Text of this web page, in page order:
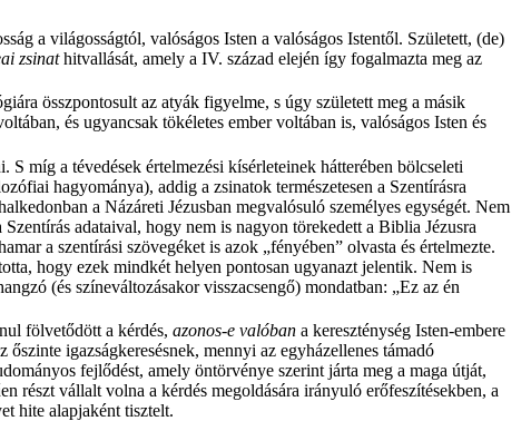
a világosságtól, valóságos Isten a valóságos Istentől. Született, (de)
zsinathitvallását, amely a IV. század elején így fogalmazta meg az
összpontosult az atyák figyelme, s úgy született meg a másik
és ugyancsak tökéletes ember voltában is, valóságos Isten és
míg a tévedések értelmezési kísérleteinek hátterében bölcseleti
hagyománya), addig a zsinatok természetesen a Szentírásra
a Názáreti Jézusban megvalósuló személyes egységét. Nem
adataival, hogy nem is nagyon törekedett a Biblia Jézusra
a szentírási szövegéket is azok „fényében” olvasta és értelmezte.
hogy ezek mindkét helyen pontosan ugyanazt jelentik. Nem is
(és színeváltozásakor visszacsengő) mondatban: „Ez az én
fölvetődött a kérdés,azonos-e valóban a kereszténység Isten-embere
igazságkeresésnek, mennyi az egyházellenes támadó
fejlődést, amely öntörvénye szerint járta meg a maga útját,
részt vállalt volna a kérdés megoldására irányuló erőfeszítésekben, a
hite alapjaként tisztelt.